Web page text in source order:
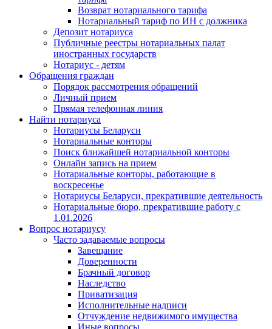
Возврат нотариального тарифа
Нотариальный тариф по ИН с должника
Депозит нотариуса
Публичные реестры нотариальных палат
иностранных государств
Нотариус - детям
Обращения граждан
Порядок рассмотрения обращений
Личный прием
Прямая телефонная линия
Найти нотариуса
Нотариусы Беларуси
Нотариальные конторы
Поиск ближайшей нотариальной конторы
Онлайн запись на прием
Нотариальные конторы, работающие в
воскресенье
Нотариусы Беларуси, прекратившие деятельность
Нотариальные бюро, прекратившие работу с
1.01.2026
Вопрос нотариусу
Часто задаваемые вопросы
Завещание
Доверенности
Брачный договор
Наследство
Приватизация
Исполнительные надписи
Отчуждение недвижимого имущества
Иные вопросы